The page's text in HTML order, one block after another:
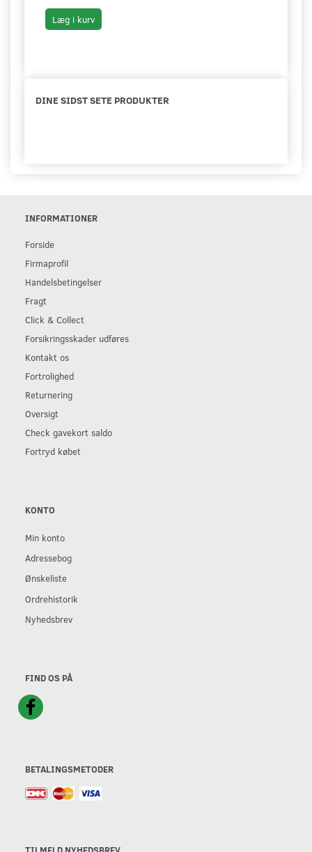
Læg i kurv
DINE SIDST SETE PRODUKTER
INFORMATIONER
Forside
Firmaprofil
Handelsbetingelser
Fragt
Click & Collect
Forsikringsskader udføres
Kontakt os
Fortrolighed
Returnering
Oversigt
Check gavekort saldo
Fortryd købet
KONTO
Min konto
Adressebog
Ønskeliste
Ordrehistorik
Nyhedsbrev
FIND OS PÅ
BETALINGSMETODER
TILMELD NYHEDSBREV